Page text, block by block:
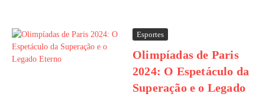
Esportes
Olimpíadas de Paris
2024: O Espetáculo da
Superação e o Legado